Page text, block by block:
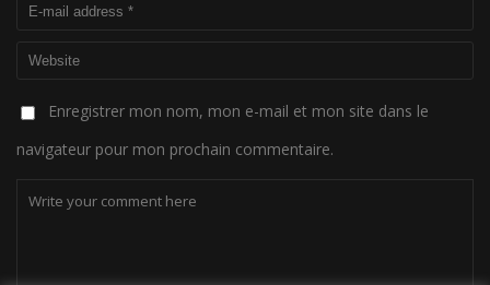
Enregistrer mon nom, mon e-mail et mon site dans le
navigateur pour mon prochain commentaire.